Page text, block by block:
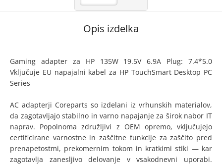
Opis izdelka
Gaming adapter za HP 135W 19.5V 6.9A Plug: 7.4*5.0
Vključuje EU napajalni kabel za HP TouchSmart Desktop PC
Series
AC adapterji Coreparts so izdelani iz vrhunskih materialov,
da zagotavljajo stabilno in varno napajanje za širok nabor IT
naprav. Popolnoma združljivi z OEM opremo, vključujejo
certificirane varnostne in zaščitne funkcije za zaščito pred
prenapetostmi, prekomernim tokom in kratkimi stiki — kar
zagotavlja zanesljivo delovanje v vsakodnevni uporabi.